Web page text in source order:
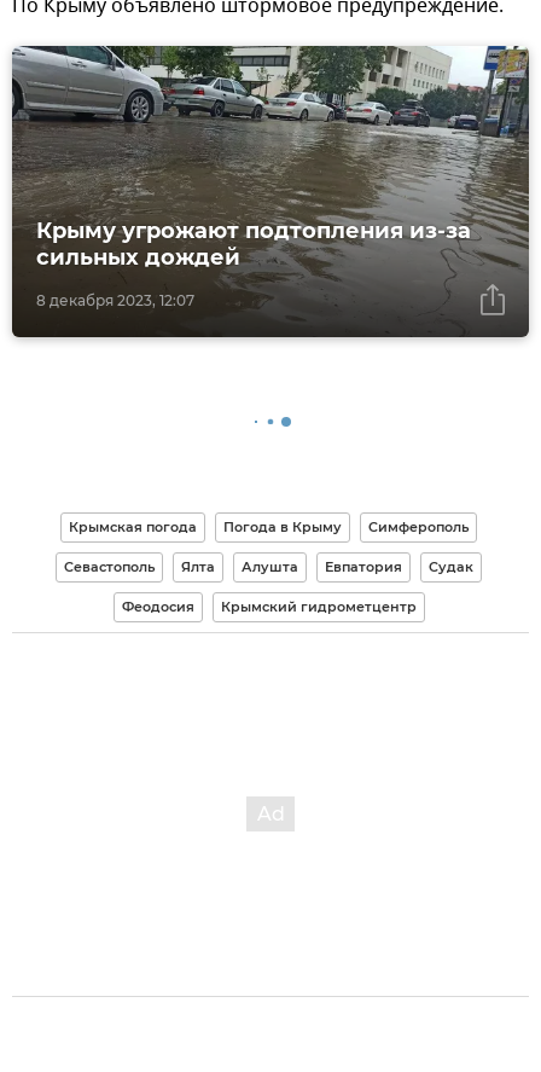
По Крыму объявлено штормовое предупреждение.
8 декабря 2023, 12:07
Крыму угрожают подтопления из-за
сильных дождей
Крымская погода Погода в Крыму Симферополь
Севастополь Ялта Алушта Евпатория Судак
Феодосия Крымский гидрометцентр